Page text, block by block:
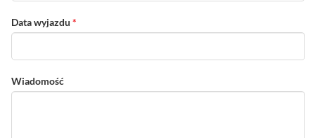
Data wyjazdu *
Wiadomość